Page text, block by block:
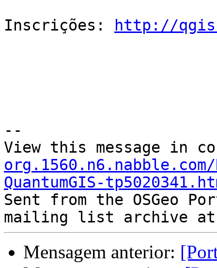
Inscrições:
http://
--
View this message in
QuantumGIS-
Sent from the OSGeo
Mensagem anterior: